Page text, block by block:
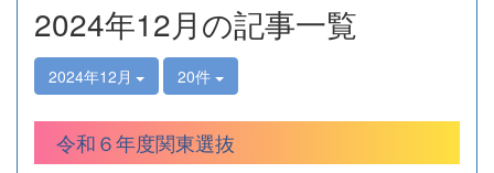
2024年12月の記事一覧
2024年12月 20件
令和６年度関東選抜